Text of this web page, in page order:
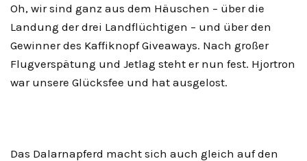
Oh, wir sind ganz aus dem Häuschen – über die
Landung der drei Landflüchtigen – und über den
Gewinner des Kaffiknopf Giveaways. Nach großer
Flugverspätung und Jetlag steht er nun fest. Hjortron
war unsere Glücksfee und hat ausgelost.
Das Dalarnapferd macht sich auch gleich auf den